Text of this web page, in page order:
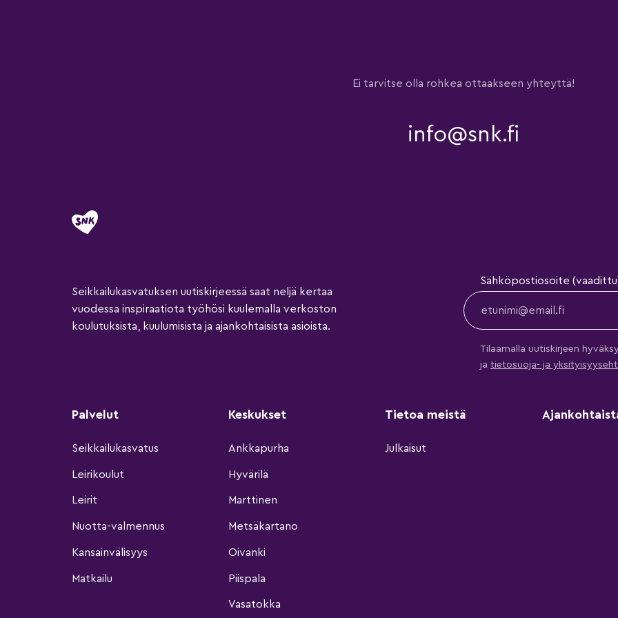
Ei tarvitse olla rohkea ottaakseen yhteyttä!
info@snk.fi
Seikkailukasvatuksen uutiskirjeessä saat neljä kertaa
vuodessa inspiraatiota työhösi kuulemalla verkoston
koulutuksista, kuulumisista ja ajankohtaisista asioista.
Sähköpostiosoite
Tilaamalla uutiskirjeen
ja tietosuoja- ja
Palvelut
Seikkailukasvatus
Leirikoulut
Leirit
Nuotta-valmennus
Kansainvälisyys
Matkailu
Keskukset
Ankkapurha
Hyvärilä
Marttinen
Metsäkartano
Oivanki
Piispala
Vasatokka
Tietoa meistä
Julkaisut